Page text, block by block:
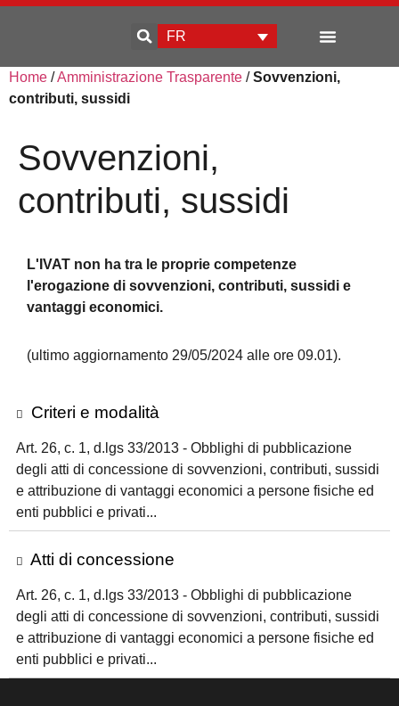
FR
Home /Amministrazione Trasparente /Sovvenzioni,
contributi, sussidi
Sovvenzioni,
contributi, sussidi
L'IVAT non ha tra le proprie competenze
l'erogazione di sovvenzioni, contributi, sussidi e
vantaggi economici.
(ultimo aggiornamento 29/05/2024 alle ore 09.01).
Criteri e modalità
Art. 26, c. 1, d.lgs 33/2013 - Obblighi di pubblicazione
degli atti di concessione di sovvenzioni, contributi, sussidi
e attribuzione di vantaggi economici a persone fisiche ed
enti pubblici e privati...
Atti di concessione
Art. 26, c. 1, d.lgs 33/2013 - Obblighi di pubblicazione
degli atti di concessione di sovvenzioni, contributi, sussidi
e attribuzione di vantaggi economici a persone fisiche ed
enti pubblici e privati...